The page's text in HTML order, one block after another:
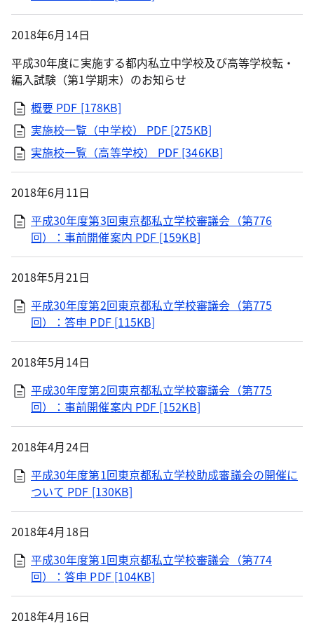
2018年6月14日
平成30年度に実施する都内私立中学校及び高等学校転・
編入試験（第1学期末）のお知らせ
概要 PDF [178KB]
実施校一覧（中学校） PDF [275KB]
実施校一覧（高等学校） PDF [346KB]
2018年6月11日
平成30年度第3回東京都私立学校審議会（第776
回）：事前開催案内 PDF [159KB]
2018年5月21日
平成30年度第2回東京都私立学校審議会（第775
回）：答申 PDF [115KB]
2018年5月14日
平成30年度第2回東京都私立学校審議会（第775
回）：事前開催案内 PDF [152KB]
2018年4月24日
平成30年度第1回東京都私立学校助成審議会の開催に
ついて PDF [130KB]
2018年4月18日
平成30年度第1回東京都私立学校審議会（第774
回）：答申 PDF [104KB]
2018年4月16日